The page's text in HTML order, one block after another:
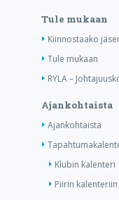
Tule mukaan
Kiinnostaako
Tule mukaan
RYLA –
Ajankohtaista
Ajankohtaista
Klubin kalenteri
Piirin kalenteriin